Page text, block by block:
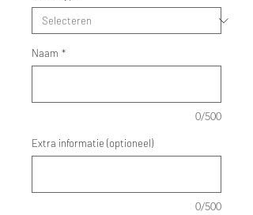
Naam *
0/500
Extra informatie (optioneel)
0/500